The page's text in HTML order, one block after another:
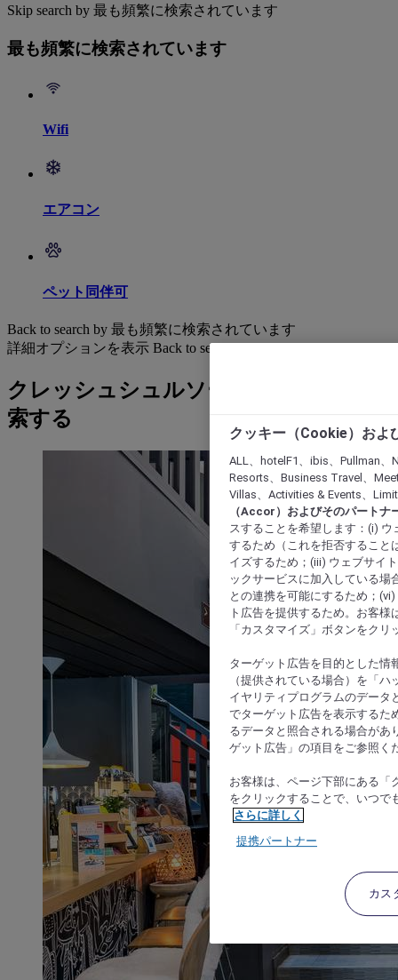
Skip search by 最も頻繁に検索されています
最も頻繁に検索されています
Wifi
エアコン
ペット同伴可
Back to search by 最も頻繁に検索されています
詳細オプションを表示 Back to search by categories
クレッシュシュルソーヌ: ホテルを検
索する
クッキー（Cookie）およ
ALL、hotelF1、ibis、Pullman
Resorts、Business Travel、
Villas、Activities & Events、
（Accor）およびそのパートナ
スすることを希望します：(i)
するため（これを拒否すること
イズするため；(iii) ウェブサイ
ックサービスに加入している場
との連携を可能にするため；
ト広告を提供するため。お客
「カスタマイズ」ボタンをク
ターゲット広告を目的とした情
（提供されている場合）を「
イヤリティプログラムのデータ
でターゲット広告を表示するた
るデータと照合される場合があ
ゲット広告」の項目をご参照く
お客様は、ページ下部にある「
をクリックすることで、いつで
さらに詳しく
提携パートナー
カス